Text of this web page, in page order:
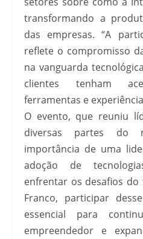
transformando a
das empresas. “A
reflete o compromisso
na vanguarda
clientes tenham
ferramentas e
O evento, que reuniu
diversas partes do
importância de uma
adoção de
enfrentar os desafios
Franco, participar
essencial para
empreendedor e